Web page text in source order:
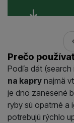
Prečo
Podľa dát (search
na kapry najmä
je dno zanesené
ryby sú opatrné a
potrebujú rýchlo